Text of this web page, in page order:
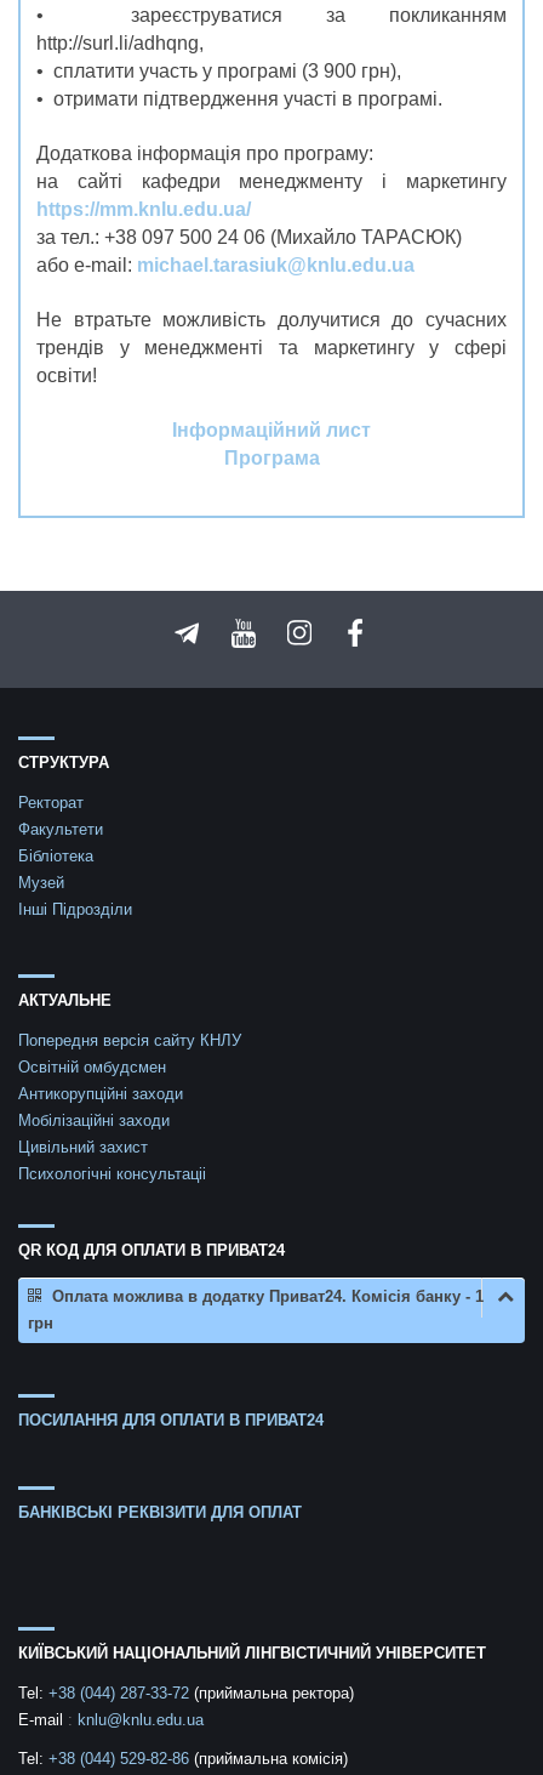
• зареєструватися за покликанням
http://surl.li/adhqng,
• сплатити участь у програмі (3 900 грн),
• отримати підтвердження участі в програмі.
Додаткова інформація про програму:
на сайті кафедри менеджменту і маркетингу
https://mm.knlu.edu.ua/
за тел.: +38 097 500 24 06 (Михайло ТАРАСЮК)
або e-mail: michael.tarasiuk@knlu.edu.ua
Не втратьте можливість долучитися до сучасних
трендів у менеджменті та маркетингу у сфері
освіти!
Інформаційний лист
Програма
СТРУКТУРА
Ректорат
Факультети
Бібліотека
Музей
Інші Підрозділи
АКТУАЛЬНЕ
Попередня версія сайту КНЛУ
Освітній омбудсмен
Антикорупційні заходи
Мобілізаційні заходи
Цивільний захист
Психологічні консультаціі
QR КОД ДЛЯ ОПЛАТИ В ПРИВАТ24
Оплата можлива в додатку Приват24. Комісія банку - 1
грн
ПОСИЛАННЯ ДЛЯ ОПЛАТИ В ПРИВАТ24
БАНКІВСЬКІ РЕКВІЗИТИ ДЛЯ ОПЛАТ
КИЇВСЬКИЙ НАЦІОНАЛЬНИЙ ЛІНГВІСТИЧНИЙ УНІВЕРСИТЕТ
Tel: +38 (044) 287-33-72 (приймальна ректора)
E-mail : knlu@knlu.edu.ua
Tel: +38 (044) 529-82-86 (приймальна комісія)